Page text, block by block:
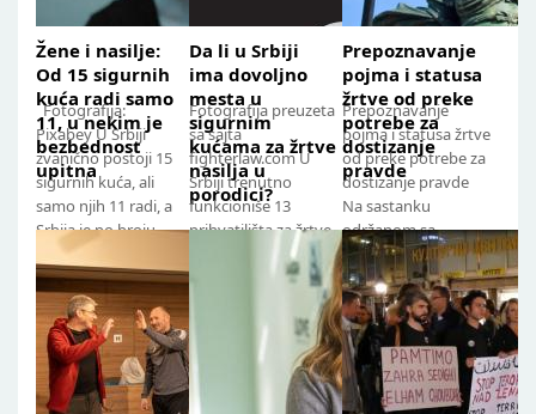
Žene i nasilje:
Od 15 sigurnih
kuća radi samo
11, u nekim je
bezbednost
upitna
Fotografija:
Pixabey U Srbiji
zvanično postoji 15
sigurnih kuća, ali
samo njih 11 radi, a
Srbija je po broju
kreveta u njima
ispunila...
Da li u Srbiji
ima dovoljno
mesta u
sigurnim
kućama za žrtve
nasilja u
porodici?
Fotografija preuzeta
sa sajta
fighterlaw.com U
Srbiji trenutno
funkcioniše 13
prihvatilišta za žrtve
nasilja u porodici i
jedno prihvatilište
Prepoznavanje
pojma i statusa
žrtve od preke
potrebe za
dostizanje
pravde
Prepoznavanje
pojma i statusa žrtve
od preke potrebe za
dostizanje pravde
Na sastanku
održanom sa
koordinatorkom za
rodno zasnovano
nasilje pri...